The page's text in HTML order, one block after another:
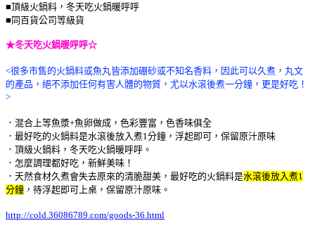
■頂級火鍋料，冬天吃火鍋暖呼呼
■同百貨公司等級貨
★冬天吃火鍋暖呼呼☆
<很多市售的火鍋料或魚丸皆添加硼砂或不知名香料，因此可以久煮，丸文
的產品，絕不添加任何有害人體的物質，尤以水滾後煮一分鐘，更是好吃！
>
．混合上等魚漿+魚卵做成，色彩豐富，色香味俱全
．最好吃的火鍋料是水滾後放入煮1分鐘，浮起即可，保留原汁原味
．頂級火鍋料，冬天吃火鍋暖呼呼。
．怎麼調理都好吃，新鮮美味！
．天然食材久煮會失去原來的清脆甜美，最好吃的火鍋料是水滾後放入煮1
分鐘 ，待浮起即可上桌 ，保留原汁原味。
http://cold.36086789.com/goods-36.html